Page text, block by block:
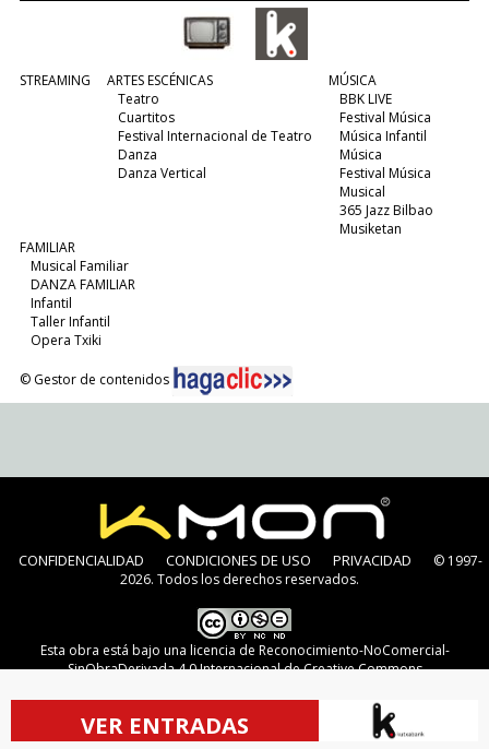
VER ENTRADAS
STREAMING
ARTES ESCÉNICAS
Teatro
Cuartitos
Festival Internacional de Teatro
Danza
Danza Vertical
MÚSICA
BBK LIVE
Festival Música
Música Infantil
Música
Festival Música
Musical
365 Jazz Bilbao
Musiketan
FAMILIAR
Musical Familiar
DANZA FAMILIAR
Infantil
Taller Infantil
Opera Txiki
© Gestor de contenidos
CONFIDENCIALIDAD CONDICIONES DE USO PRIVACIDAD
© 1997-
2026. Todos los derechos reservados.
Esta obra está bajo una licencia de Reconocimiento-NoComercial-
SinObraDerivada 4.0 Internacional de Creative Commons